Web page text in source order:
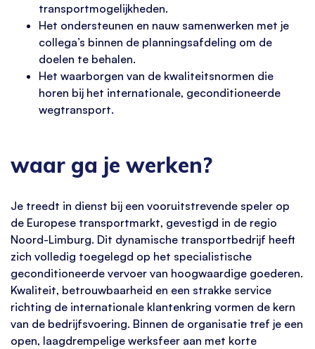
transportmogelijkheden.
Het ondersteunen en nauw samenwerken met je
collega’s binnen de planningsafdeling om de
doelen te behalen.
Het waarborgen van de kwaliteitsnormen die
horen bij het internationale, geconditioneerde
wegtransport.
waar ga je werken?
Je treedt in dienst bij een vooruitstrevende speler op
de Europese transportmarkt, gevestigd in de regio
Noord-Limburg. Dit dynamische transportbedrijf heeft
zich volledig toegelegd op het specialistische
geconditioneerde vervoer van hoogwaardige goederen.
Kwaliteit, betrouwbaarheid en een strakke service
richting de internationale klantenkring vormen de kern
van de bedrijfsvoering. Binnen de organisatie tref je een
open, laagdrempelige werksfeer aan met korte